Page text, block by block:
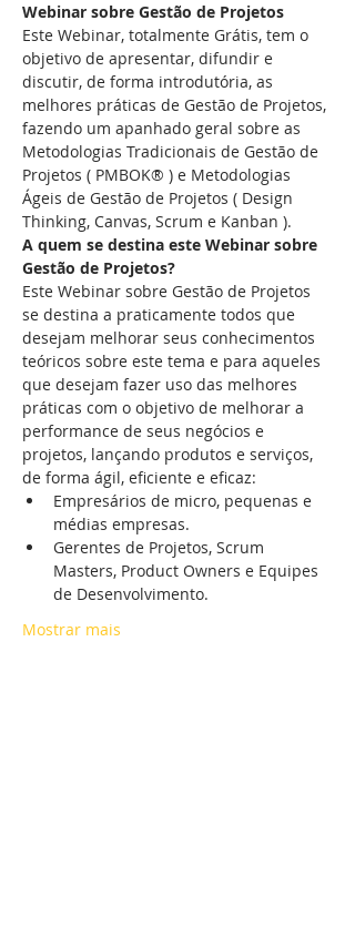
Webinar sobre Gestão de Projetos
Este Webinar, totalmente Grátis, tem o
objetivo de apresentar, difundir e
discutir, de forma introdutória, as
melhores práticas de Gestão de Projetos,
fazendo um apanhado geral sobre as
Metodologias Tradicionais de Gestão de
Projetos ( PMBOK® ) e Metodologias
Ágeis de Gestão de Projetos ( Design
Thinking, Canvas, Scrum e Kanban ).
A quem se destina este Webinar sobre
Gestão de Projetos?
Este Webinar sobre Gestão de Projetos
se destina a praticamente todos que
desejam melhorar seus conhecimentos
teóricos sobre este tema e para aqueles
que desejam fazer uso das melhores
práticas com o objetivo de melhorar a
performance de seus negócios e
projetos, lançando produtos e serviços,
de forma ágil, eficiente e eficaz:
Empresários de micro, pequenas e
médias empresas.
Gerentes de Projetos, Scrum
Masters, Product Owners e Equipes
de Desenvolvimento.
Mostrar mais